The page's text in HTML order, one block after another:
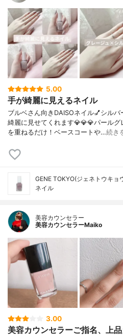
5.00
手が綺麗に見えるネイル
ブルベさん向きDAISOネイル💅シル
綺麗に見せてくれます💎💎💎パール
を重ねるだけ！ベースコートや…続き
GENE TOKYO(ジェネトウキョ
ネイル
美容カウンセラー
美容カウンセラーMaiko
3.00
美容カウンセラーご指名、上